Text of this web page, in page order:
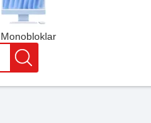
Monobloklar